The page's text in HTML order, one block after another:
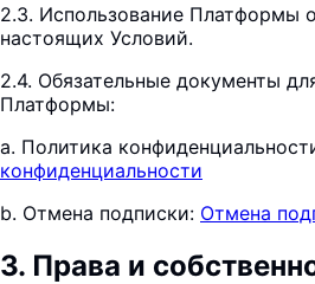
2.3. Использование Платформы
настоящих Условий.
2.4. Обязательные документы
Платформы:
a. Политика
конфиденциальности
b. Отмена подписки: Отмена
3. Права и